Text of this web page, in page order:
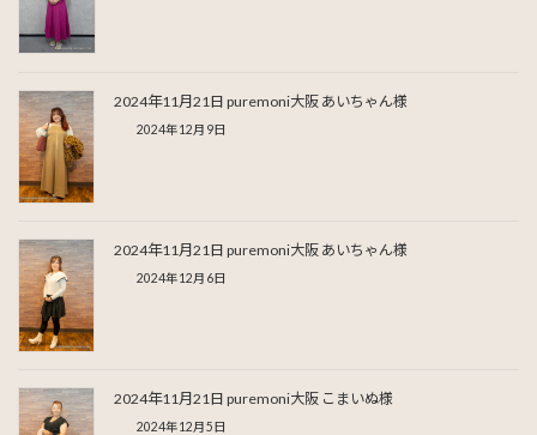
2024年11月21日 puremoni大阪 あいちゃん様
2024年12月9日
2024年11月21日 puremoni大阪 あいちゃん様
2024年12月6日
2024年11月21日 puremoni大阪 こまいぬ様
2024年12月5日